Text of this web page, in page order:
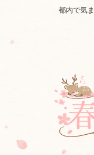
都内で気